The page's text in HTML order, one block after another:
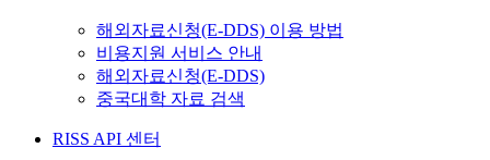
해외자료신청(E-DDS) 이용 방법
비용지원 서비스 안내
해외자료신청(E-DDS)
중국대학 자료 검색
RISS API 센터